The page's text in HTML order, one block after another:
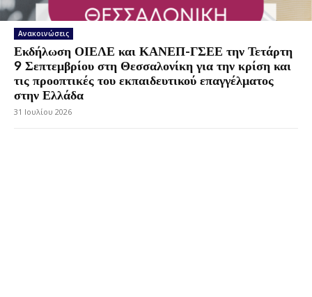
Ανακοινώσεις
Εκδήλωση ΟΙΕΛΕ και ΚΑΝΕΠ-ΓΣΕΕ την Τετάρτη
9 Σεπτεμβρίου στη Θεσσαλονίκη για την κρίση και
τις προοπτικές του εκπαιδευτικού επαγγέλματος
στην Ελλάδα
31 Ιουλίου 2026